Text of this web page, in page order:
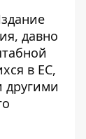
давно
в ЕС,
другими